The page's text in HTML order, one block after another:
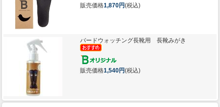
販売価格1,870円(税込)
バードウォッチング長靴用 長靴みがき
販売価格1,540円(税込)